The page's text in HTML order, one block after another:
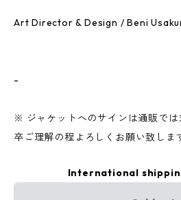
Art Director & Design / Beni
-
※ ジャケットへのサインは通販で
卒ご理解の程よろしくお願い致しま
International